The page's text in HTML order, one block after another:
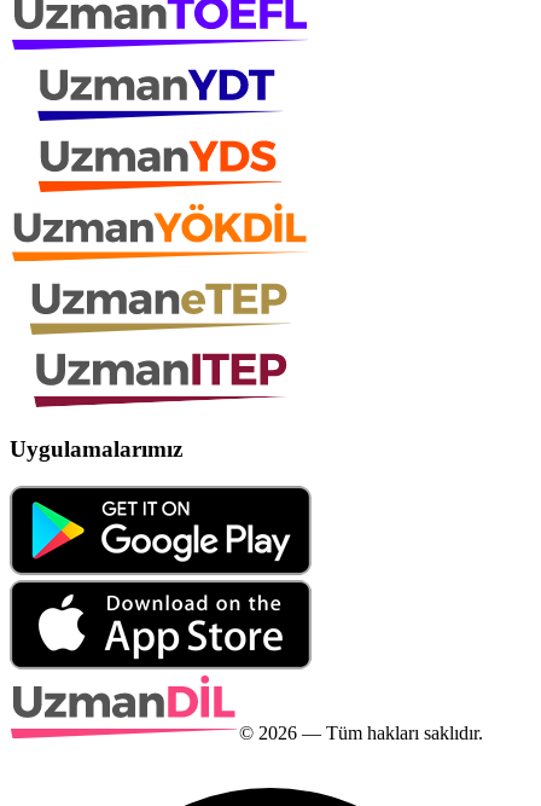
Uygulamalarımız
© 2026 — Tüm hakları saklıdır.